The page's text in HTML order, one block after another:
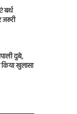
बर्थ
जरूरी
दुबे,
खुलासा